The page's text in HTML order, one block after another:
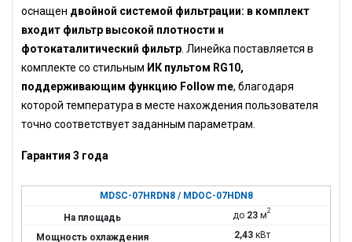
оснащен двойной системой фильтрации: в комплект
входит фильтр высокой плотности и
фотокаталитический фильтр . Линейка поставляется в
комплекте со стильным ИК пультом RG10,
поддерживающим функцию Follow me, благодаря
которой температура в месте нахождения пользователя
точно соответствует заданным параметрам.
Гарантия 3 года
MDSC-07HRDN8 / MDOC-07HDN8
до 23 м2
2,43кВт